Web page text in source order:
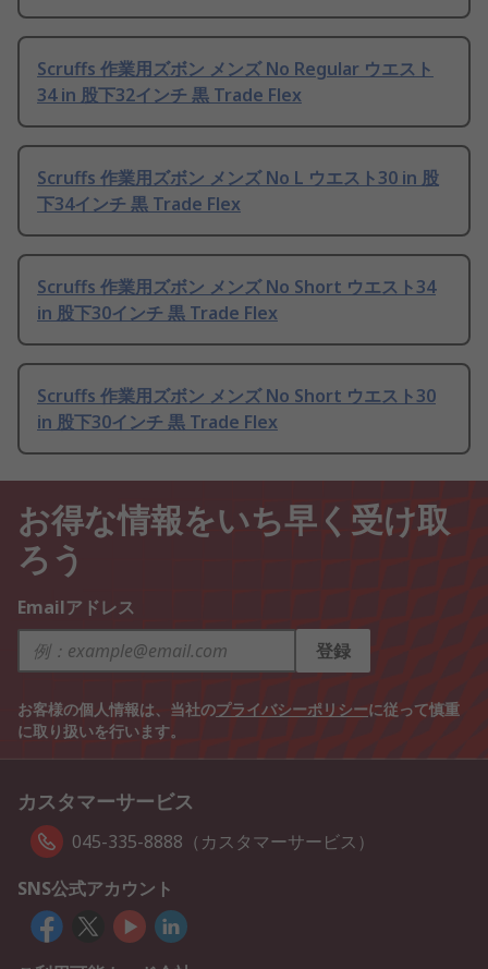
Scruffs 作業用ズボン メンズ No Regular ウエスト
34 in 股下32インチ 黒 Trade Flex
Scruffs 作業用ズボン メンズ No L ウエスト30 in 股
下34インチ 黒 Trade Flex
Scruffs 作業用ズボン メンズ No Short ウエスト34
in 股下30インチ 黒 Trade Flex
Scruffs 作業用ズボン メンズ No Short ウエスト30
in 股下30インチ 黒 Trade Flex
お得な情報をいち早く受け取
ろう
Emailアドレス
登録
お客様の個人情報は、当社のプライバシーポリシーに従って慎重
に取り扱いを行います。
カスタマーサービス
045-335-8888（カスタマーサービス）
SNS公式アカウント